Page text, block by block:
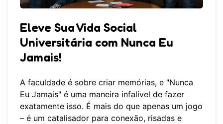
Eleve Sua Vida Social
Universitária com Nunca Eu
Jamais!
A faculdade é sobre criar memórias, e "Nunca
Eu Jamais" é uma maneira infalível de fazer
exatamente isso. É mais do que apenas um jogo
– é um catalisador para conexão, risadas e